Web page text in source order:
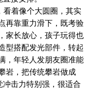
着像个大圆圈，其实
再靠重力滑下，既考验
家长放心，孩子玩得也
型搭配发光部件，转起
，年轻人发朋友圈准能
岩，把传统攀岩做成
冲击力特别强，很适合